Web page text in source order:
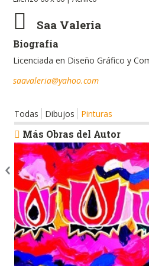
Saa Valeria
Biografía
Licenciada en Diseño Gráfico y
saavaleria@yahoo.com
Todas Dibujos Pinturas
Más Obras del Autor